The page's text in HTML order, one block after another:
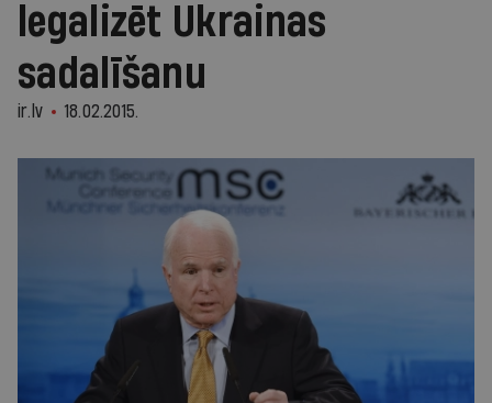
legalizēt Ukrainas
sadalīšanu
ir.lv 18.02.2015.